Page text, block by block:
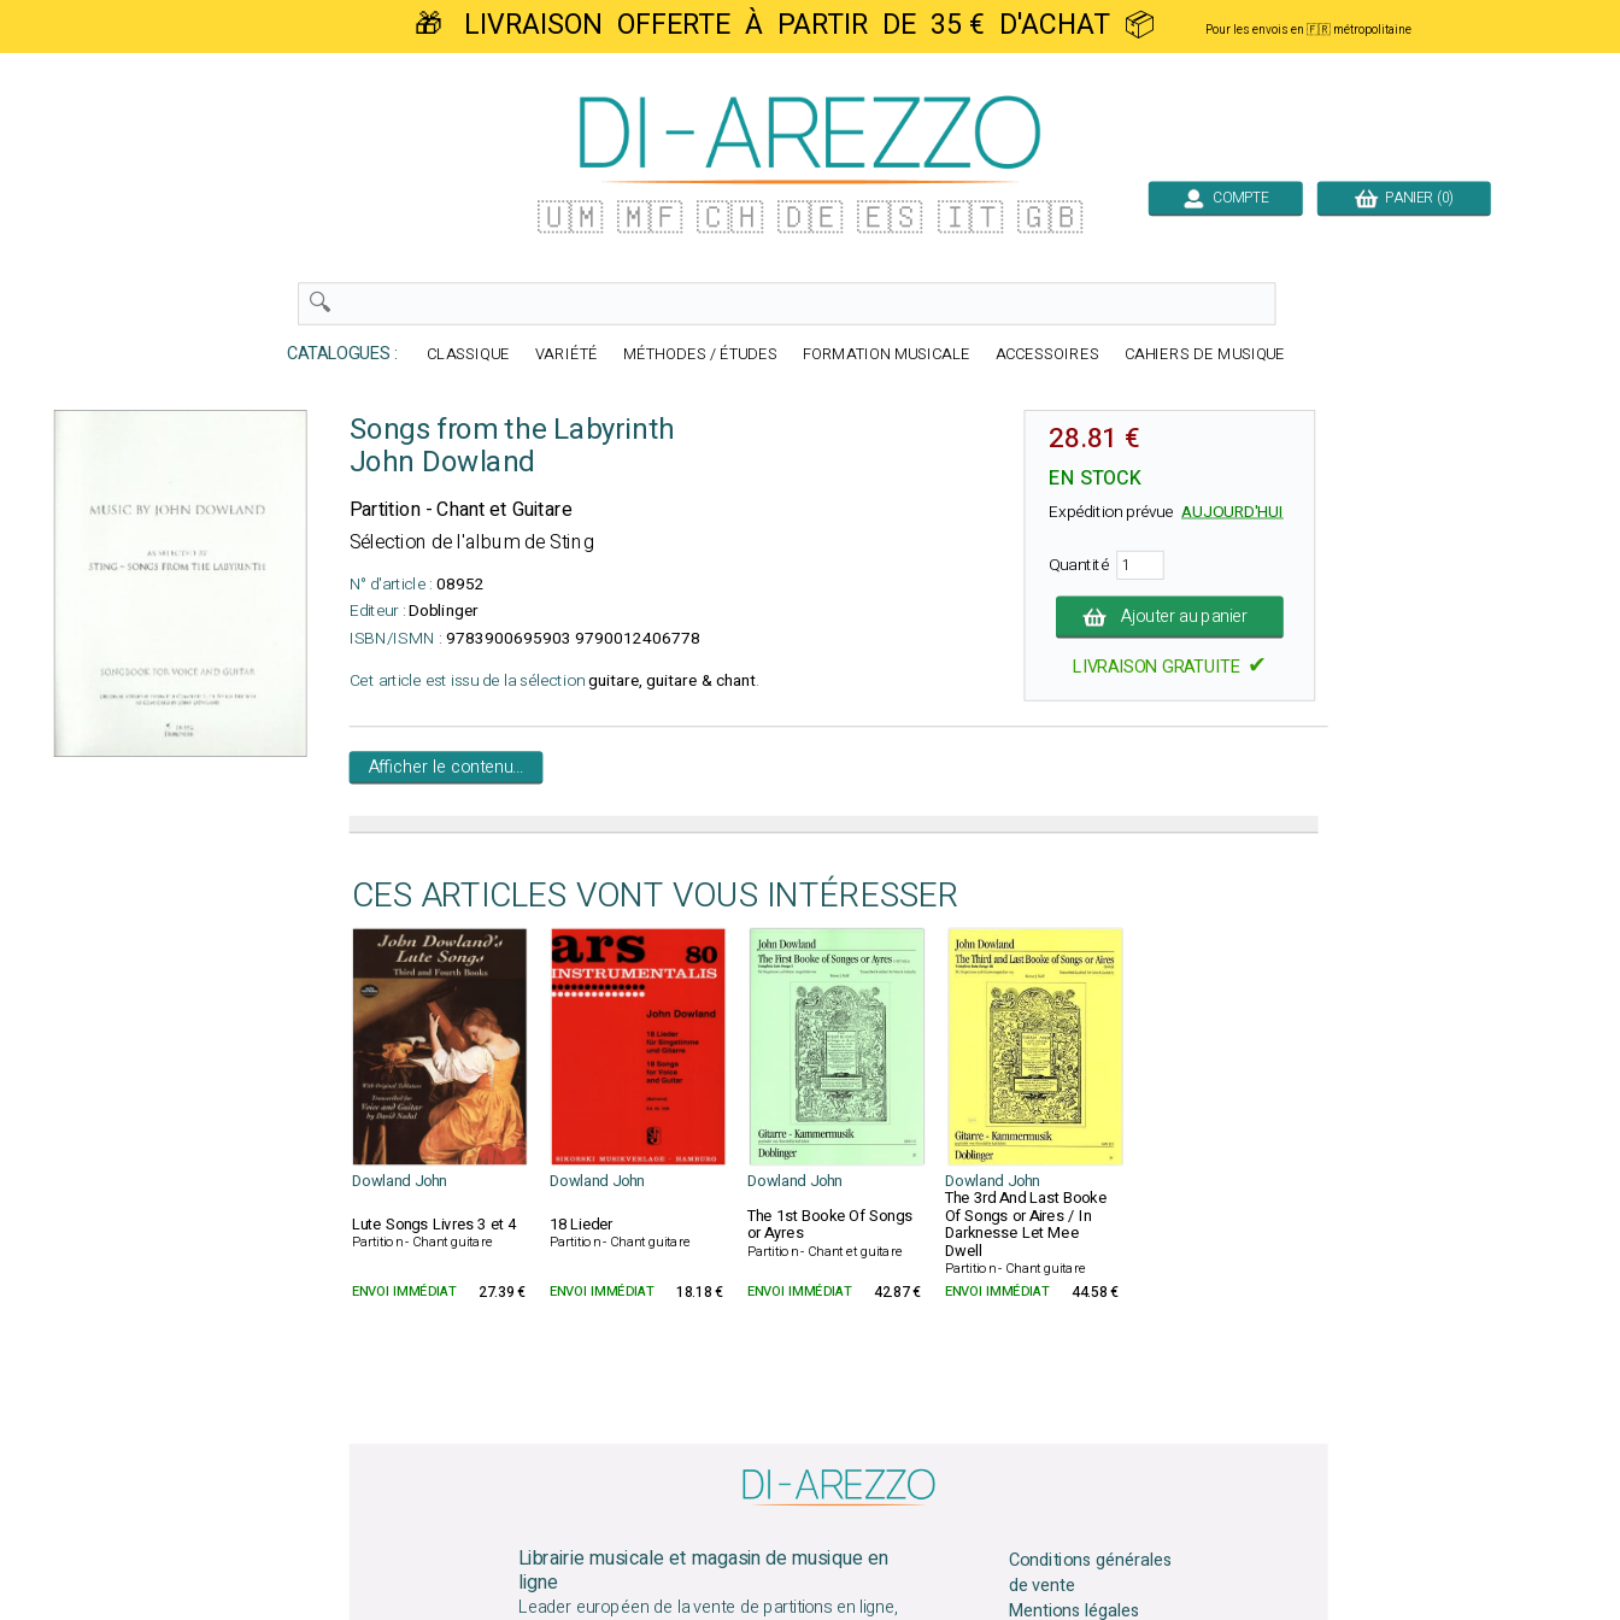
🎁 LIVRAISON OFFERTE À PARTIR DE 35 € D'ACHAT 📦 Pour les envois en 🇫🇷 métropolitaine
🇺🇲 🇲🇫 🇨🇭 🇩🇪 🇪🇸 🇮🇹 🇬🇧 COMPTE PANIER (0)
CATALOGUES : CLASSIQUE VARIÉTÉ MÉTHODES / ÉTUDES FORMATION MUSICALE ACCESSOIRES CAHIERS DE MUSIQUE
Songs from the Labyrinth
John Dowland
Partition - Chant et Guitare
Sélection de l'album de Sting
N° d'article : 08952
Editeur :Doblinger
ISBN/ISMN : 9783900695903 9790012406778
Cet article est issu de la sélectionguitare, guitare & chant.
28.81 €
EN STOCK
Expédition prévue AUJOURD'HUI
Quantité
Ajouter au panier
LIVRAISON GRATUITE ✔
Afficher le contenu...
CES ARTICLES VONT VOUS INTÉRESSER
Dowland John Dowland John Dowland John
Dowland John
Lute Songs Livres 3 et 4
Partition - Chant guitare
18 Lieder
Partition - Chant guitare
The 1st Booke Of Songs
or Ayres
Partition - Chant et guitare
The 3rd And Last Booke
Of Songs or Aires / In
Darknesse Let Mee
Dwell
Partition - Chant guitare
ENVOI IMMÉDIAT
27.39 € ENVOI IMMÉDIAT 18.18 € ENVOI IMMÉDIAT 42.87 € ENVOI IMMÉDIAT 44.58 €
Librairie musicale et magasin de musique en
ligne
Leader européen de la vente de partitions en ligne,
Conditions générales
de vente
Mentions légales